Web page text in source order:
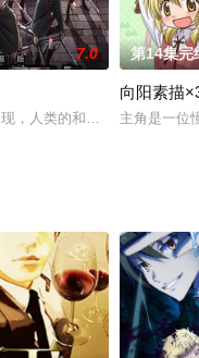
女由乃。因为家中离学校
7.0
，人类的和平与幻想被打破
第14集完
向阳素描
主角是一位